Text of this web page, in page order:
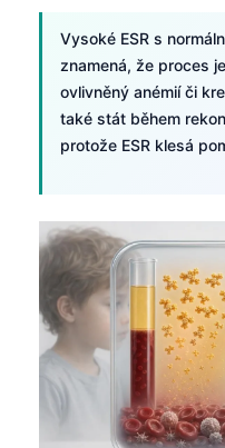
Vysoké ESR s
znamená, že proces
ovlivněný anémií či
také stát během
protože ESR klesá
ဗမာစာ
Kiswahili
አማርኛ
Українська
O‘zbekcha
Suomi
Hrvatski
Slovenčina